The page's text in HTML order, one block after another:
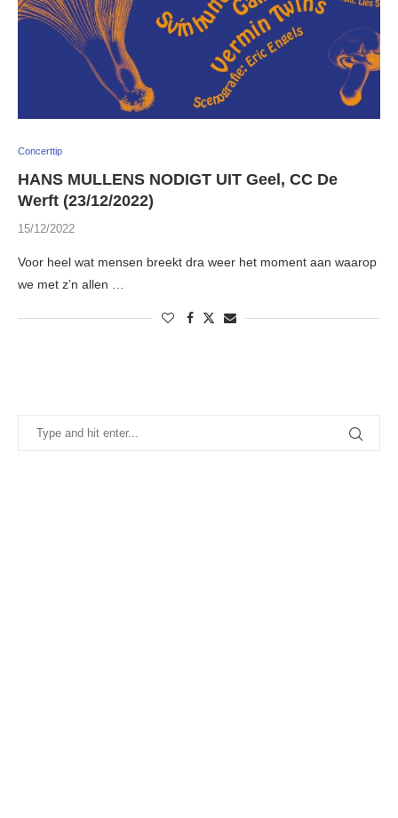
Concerttip
HANS MULLENS NODIGT UIT Geel, CC De
Werft (23/12/2022)
15/12/2022
Voor heel wat mensen breekt dra weer het moment aan waarop
we met z’n allen …